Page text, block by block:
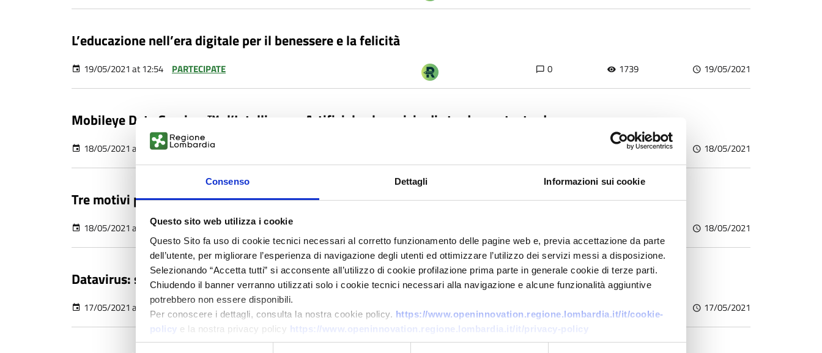
Consenso Dettagli Informazioni sui cookie
Questo sito web utilizza i cookie
Questo Sito fa uso di cookie tecnici necessari al corretto funzionamento delle pagine web e, previa accettazione da parte
dell’utente, per migliorare l’esperienza di navigazione degli utenti ed ottimizzare l’utilizzo dei servizi messi a disposizione.
Selezionando “Accetta tutti” si acconsente all’utilizzo di cookie profilazione prima parte in generale cookie di terze parti.
Chiudendo il banner verranno utilizzati solo i cookie tecnici necessari alla navigazione e alcune funzionalità aggiuntive
potrebbero non essere disponibili.
Per conoscere i dettagli, consulta la nostra cookie policy. https://www.openinnovation.regione.lombardia.it/it/cookie-
policy e la nostra privacy policy https://www.openinnovation.regione.lombardia.it/it/privacy-policy
L’educazione nell’era digitale per il benessere e la felicità
19/05/2021 at 12:54 PARTECIPATE 0 1739 19/05/2021
Mobileye Data Services™: l’Intelligenza Artificiale al servizio di strade e autostrade
18/05/2021 at 16:50 PARTECIPATE 1727 18/05/2021
Tre motivi per cui la domanda dei consumatori è importante per la ripresa post-COVID-19
18/05/2021 at 16:47 PARTECIPATE 18/05/2021
Datavirus: se potessi avere 500mila dosi
17/05/2021 at 13:23 PARTECIPATE 1714 17/05/2021